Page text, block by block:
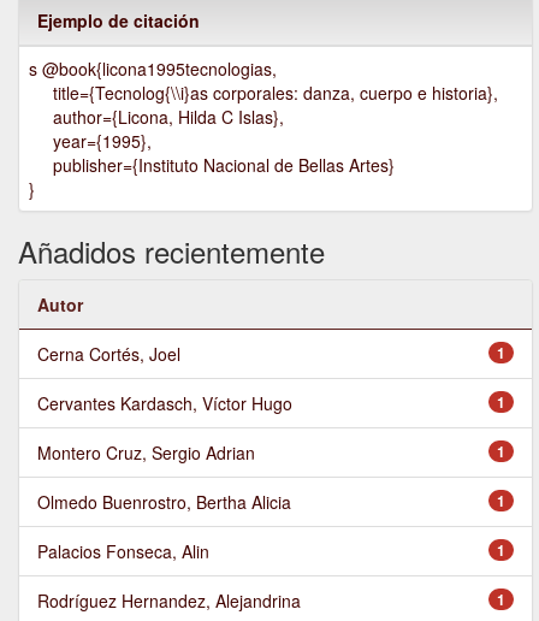
Ejemplo de citación
s @book{licona1995tecnologias,
title={Tecnolog{\\i}as corporales: danza, cuerpo e historia},
author={Licona, Hilda C Islas},
year={1995},
publisher={Instituto Nacional de Bellas Artes}
}
Añadidos recientemente
Autor
1
Cerna Cortés, Joel
1
Cervantes Kardasch, Víctor Hugo
1
Montero Cruz, Sergio Adrian
1
Olmedo Buenrostro, Bertha Alicia
1
Palacios Fonseca, Alin
1
Rodríguez Hernandez, Alejandrina